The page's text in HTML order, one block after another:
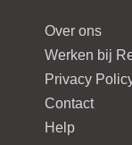
Over ons
Werken bij
Privacy
Contact
Help